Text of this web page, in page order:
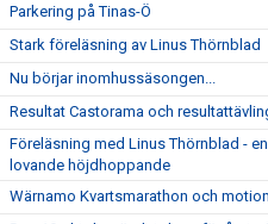
Parkering på Tinas-Ö
Stark föreläsning av Linus Thörnblad
Nu börjar inomhussäsongen...
Resultat Castorama och
Föreläsning med Linus Thörnblad -
lovande höjdhoppande
Wärnamo Kvartsmarathon och